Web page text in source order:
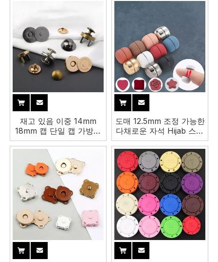
재고 있음 이중 14mm
18mm 캡 단일 캡 가방용
원형 자석 스냅 버튼
도매 12.5mm 조정 가능한
다채로운 자석 Hijab 스카
프 안전핀 단추